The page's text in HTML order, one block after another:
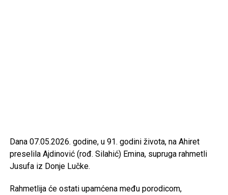
Dana 07.05.2026. godine, u 91. godini života, na Ahiret
preselila Ajdinović (rođ. Silahić) Emina, supruga rahmetli
Jusufa iz Donje Lučke.
Rahmetlija će ostati upamćena među porodicom,